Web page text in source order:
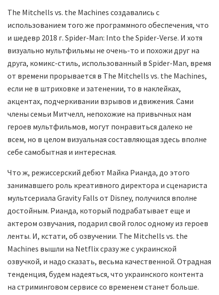
The Mitchells vs. the Machines создавались с
использованием того же программного обеспечения, что
и шедевр 2018 г. Spider-Man: Into the Spider-Verse. И хотя
визуально мультфильмы не очень-то и похожи друг на
друга, комикс-стиль, использованный в Spider-Man, время
от времени прорывается в The Mitchells vs. the Machines,
если не в штриховке и затенении, то в наклейках,
акцентах, подчеркивании взрывов и движения. Сами
члены семьи Митчелл, непохожие на привычных нам
героев мультфильмов, могут понравиться далеко не
всем, но в целом визуальная составляющая здесь вполне
себе самобытная и интересная.
Что ж, режиссерский дебют Майка Рианда, до этого
занимавшего роль креативного директора и сценариста
мультсериала Gravity Falls от Disney, получился вполне
достойным. Рианда, который подрабатывает еще и
актером озвучания, подарил свой голос одному из героев
ленты. И, кстати, об озвучении. The Mitchells vs. the
Machines вышли на Netflix сразу же с украинской
озвучкой, и надо сказать, весьма качественной. Отрадная
тенденция, будем надеяться, что украинского контента
на стриминговом сервисе со временем станет больше.